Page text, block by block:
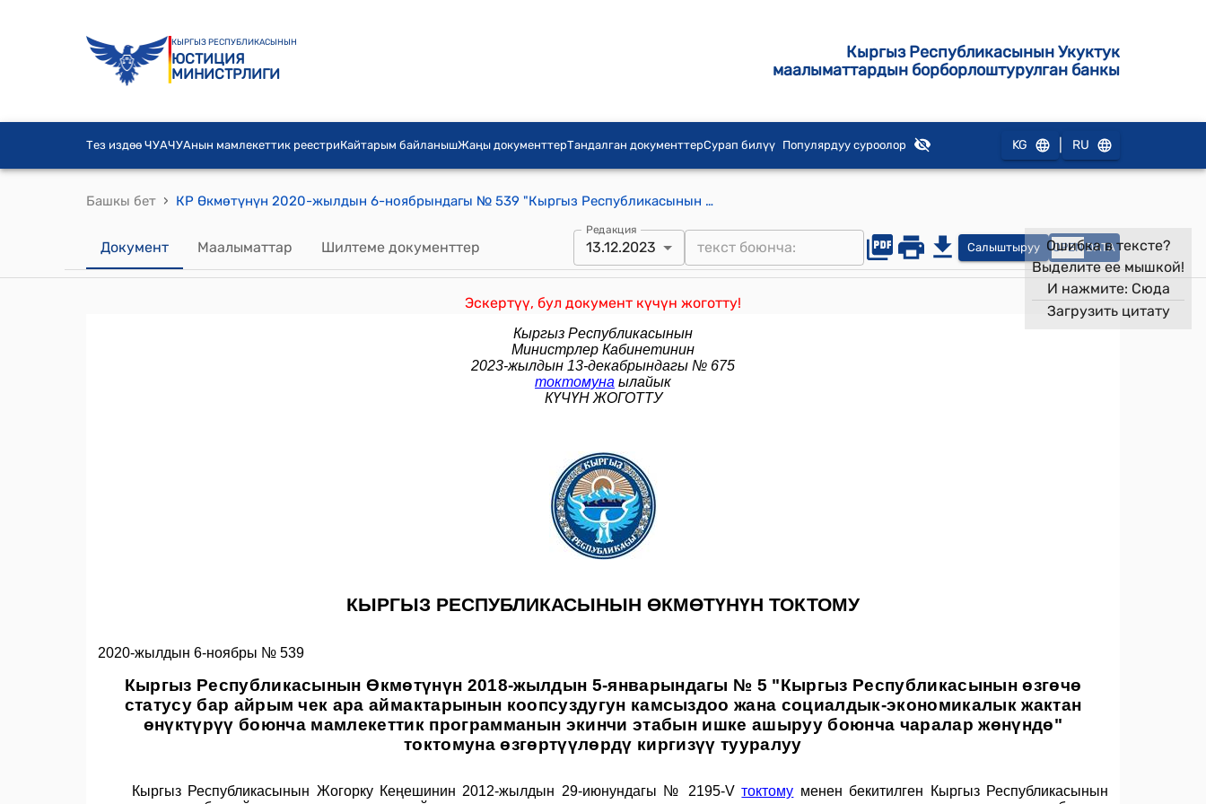
КЫРГЫЗ РЕСПУБЛИКАСЫНЫН
ЮСТИЦИЯ
МИНИСТРЛИГИ
Кыргыз Республикасынын Укуктук
маалыматтардын борборлоштурулган банкы
Тез издөө ЧУАЧУАнын мамлекеттик реестриКайтарым байланышЖаңы документтерТандалган документтерСурап билүү Популярдуу суроолор KG RU
Башкы бет › КР Өкмөтүнүн 2020-жылдын 6-ноябрындагы № 539 "Кыргыз Республикасынын Өкмөтүнүн 2018-жылдын 5-январындагы № 5 "Кыргыз Республикасынын өзгөчө статусу бар айрым чек ара аймактарынын коопсуздугун камсыздоо жана социалдык-экономикалык жактан өнүктүрүү боюнча мамлекеттик программанын экинчи этабын ишке ашыруу боюнча чаралар жөнүндө" токтомуна өзгөртүүлөрдү киргизүү тууралуу" токтому
Документ Маалыматтар Шилтеме документтер
Редакция
13.12.2023 Салыштыруу OPEN DATA
Эскертүү, бул документ күчүн жоготту!
Ошибка в тексте?
Выделите ее мышкой!
И нажмите: Сюда
Загрузить цитату